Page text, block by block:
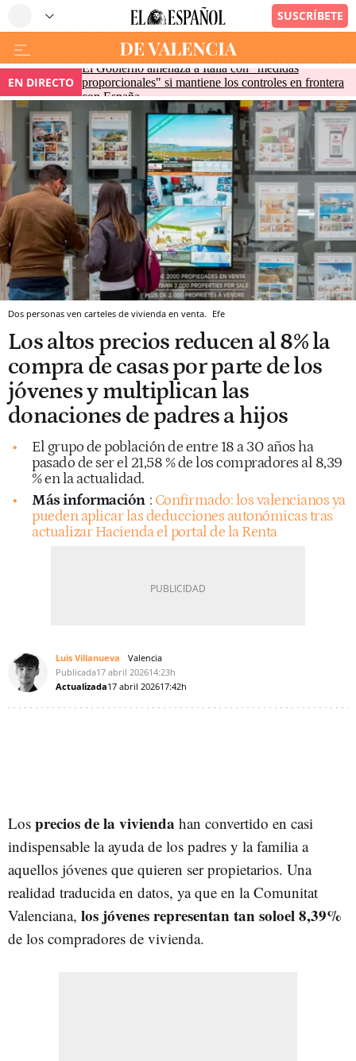
EN DIRECTO
El Gobierno amenaza a Italia con "medidas
proporcionales" si mantiene los controles en frontera
con España
Dos personas ven carteles de vivienda en venta. Efe
Los altos precios reducen al 8% la
compra de casas por parte de los
jóvenes y multiplican las
donaciones de padres a hijos
El grupo de población de entre 18 a 30 años ha
pasado de ser el 21,58 % de los compradores al 8,39
% en la actualidad.
Más información : Confirmado: los valencianos ya
pueden aplicar las deducciones autonómicas tras
actualizar Hacienda el portal de la Renta
Luis Villanueva
Valencia
Publicada17 abril 202614:23h
Actualizada17 abril 202617:42h
Los precios de la vivienda han convertido en casi
indispensable la ayuda de los padres y la familia a
aquellos jóvenes que quieren ser propietarios. Una
realidad traducida en datos, ya que en la Comunitat
Valenciana, los jóvenes representan tan soloel 8,39%
de los compradores de vivienda.